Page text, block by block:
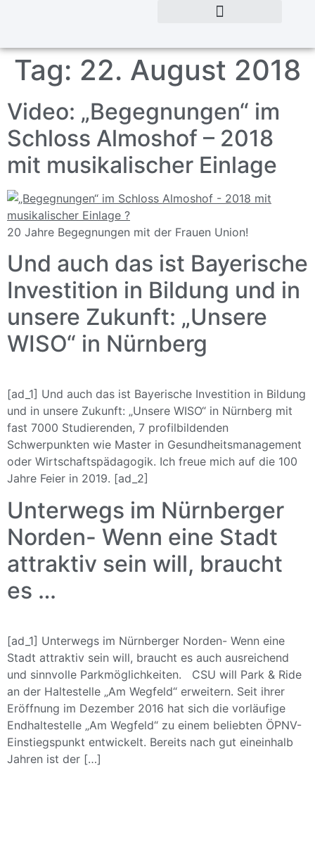
Tag: 22. August 2018
Video: „Begegnungen“ im
Schloss Almoshof – 2018
mit musikalischer Einlage
20 Jahre Begegnungen mit der Frauen Union!
Und auch das ist Bayerische
Investition in Bildung und in
unsere Zukunft: „Unsere
WISO“ in Nürnberg
[ad_1] Und auch das ist Bayerische Investition in Bildung
und in unsere Zukunft: „Unsere WISO“ in Nürnberg mit
fast 7000 Studierenden, 7 profilbildenden
Schwerpunkten wie Master in Gesundheitsmanagement
oder Wirtschaftspädagogik. Ich freue mich auf die 100
Jahre Feier in 2019. [ad_2]
Unterwegs im Nürnberger
Norden- Wenn eine Stadt
attraktiv sein will, braucht
es …
[ad_1] Unterwegs im Nürnberger Norden- Wenn eine
Stadt attraktiv sein will, braucht es auch ausreichend
und sinnvolle Parkmöglichkeiten. CSU will Park & Ride
an der Haltestelle „Am Wegfeld“ erweitern. Seit ihrer
Eröffnung im Dezember 2016 hat sich die vorläufige
Endhaltestelle „Am Wegfeld“ zu einem beliebten ÖPNV-
Einstiegspunkt entwickelt. Bereits nach gut eineinhalb
Jahren ist der […]